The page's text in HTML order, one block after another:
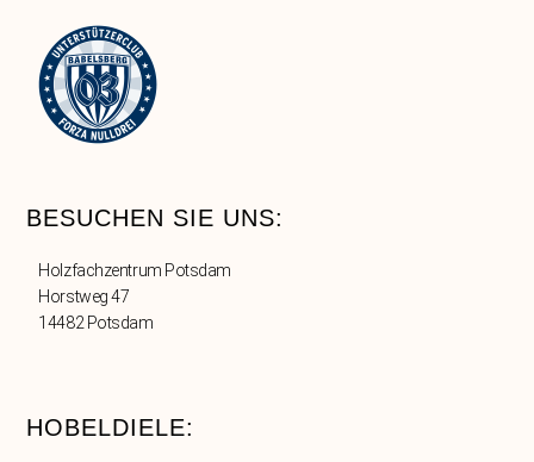
BESUCHEN SIE UNS:
Holzfachzentrum Potsdam
Horstweg 47
14482 Potsdam
HOBELDIELE: